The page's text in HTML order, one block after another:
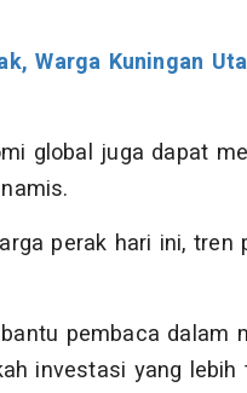
Warga Kuningan
global juga dapat
perak hari ini, tren
pembaca dalam
investasi yang lebih